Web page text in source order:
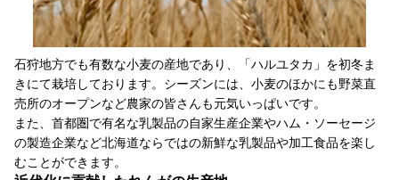
石狩地方でも有数な小麦の産地であり、「ハルユタカ」を初冬ま
きにて栽培しております。シーズンには、小麦のほかにも野菜直
売所のオープンなど農家の皆さんも元気いっぱいです。
また、首都圏で有名な乳製品の自家生産企業やハム・ソーセージ
の製造企業など北海道ならではの新鮮な乳製品や加工食品を楽し
むことができます。